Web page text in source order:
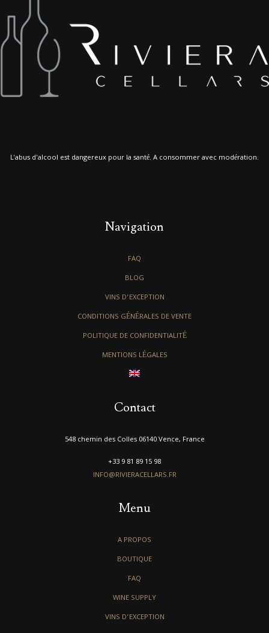
L'abus d'alcool est dangereux pour la santé. A consommer avec modération.
Navigation
FAQ
BLOG
VINS D’EXCEPTION
CONDITIONS GÉNÉRALES DE VENTE
POLITIQUE DE CONFIDENTIALITÉ
MENTIONS LÉGALES
Contact
548 chemin des Colles 06140 Vence, France
+33 9 81 89 15 98
INFO@RIVIERACELLARS.FR
Menu
A PROPOS
BOUTIQUE
FAQ
WINE SUPPLY
VINS D’EXCEPTION